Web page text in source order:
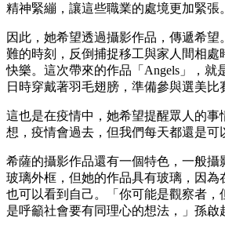
精神緊繃，讓這些職業的處境更加緊張。
因此，她希望透過攝影作品，傳遞希望
難的時刻，反倒捕捉移工與家人間相處
快樂。這次帶來的作品「Angels」，就
日時穿戴著羽毛翅膀，準備參與選美比
這也是在疫情中，她希望提醒眾人的事
想，疫情會過去，但我們每天都還是可
希薩的攝影作品還有一個特色，一般攝
玻璃外框，但她的作品具有玻璃，因為
也可以看到自己。「你可能是觀察者，
是呼籲社會要有同理心的想法，」孫啟